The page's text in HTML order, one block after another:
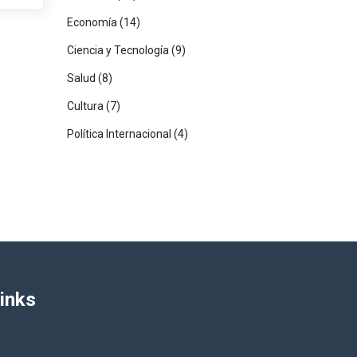
Economía (14)
Ciencia y Tecnología (9)
Salud (8)
Cultura (7)
Política Internacional (4)